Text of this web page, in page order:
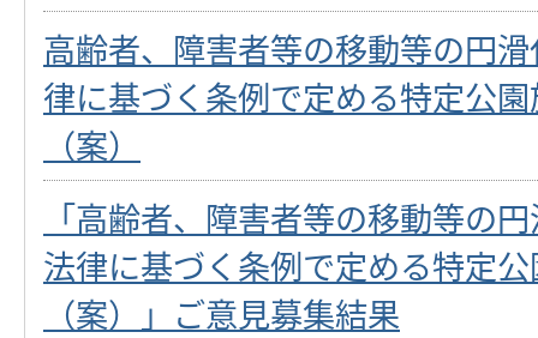
高齢者、障害者等の移動等の円
律に基づく条例で定める特定公
（案）
「高齢者、障害者等の移動等の
法律に基づく条例で定める特定
（案）」ご意見募集結果